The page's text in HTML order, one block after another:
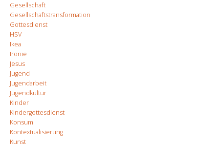
Gesellschaft
Gesellschaftstransformation
Gottesdienst
HSV
Ikea
Ironie
Jesus
Jugend
Jugendarbeit
Jugendkultur
Kinder
Kindergottesdienst
Konsum
Kontextualisierung
Kunst